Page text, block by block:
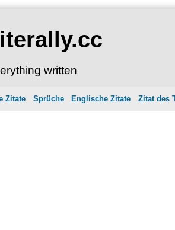
written
Zitate Sprüche Englische Zitate Zitat des